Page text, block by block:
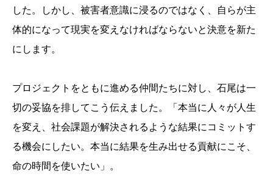
した。しかし、被害者意識に浸るのではなく、自らが主
体的になって現実を変えなければならないと決意を新た
にします。
プロジェクトをともに進める仲間たちに対し、石尾は一
切の妥協を排してこう伝えました。「本当に人々が人生
を変え、社会課題が解決されるような結果にコミットす
る機会にしたい。本当に結果を生み出せる貢献にこそ、
命の時間を使いたい」。